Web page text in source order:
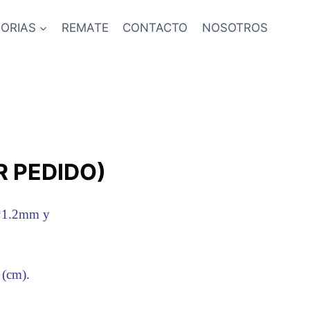
REMATE CONTACTO NOSOTROS
PEDIDO)
y